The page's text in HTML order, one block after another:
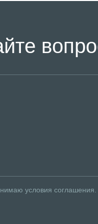
условия соглашения.